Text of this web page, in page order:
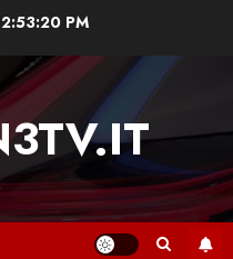
2:53:20 PM